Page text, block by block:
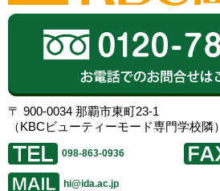
〒 900-0034 那覇市東町23-1
（KBCビューティーモード専門学校隣）
098-863-0936
hi@ida.ac.jp